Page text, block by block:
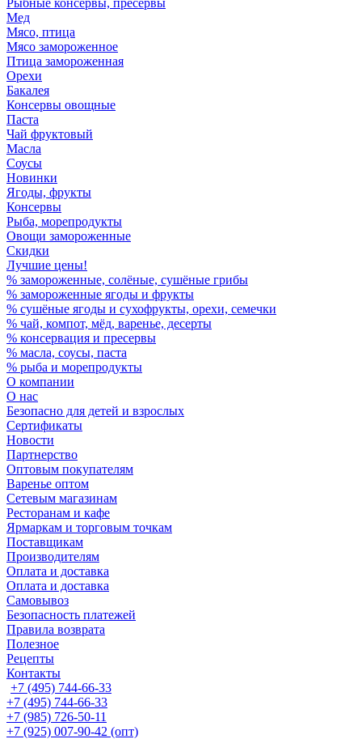
Рыбные консервы, пресервы
Мед
Мясо, птица
Мясо замороженное
Птица замороженная
Орехи
Бакалея
Консервы овощные
Паста
Чай фруктовый
Масла
Соусы
Новинки
Ягоды, фрукты
Консервы
Рыба, морепродукты
Овощи замороженные
Скидки
Лучшие цены!
% замороженные, солёные, сушёные грибы
% замороженные ягоды и фрукты
% сушёные ягоды и сухофрукты, орехи, семечки
% чай, компот, мёд, варенье, десерты
% консервация и пресервы
% масла, соусы, паста
% рыба и морепродукты
О компании
О нас
Безопасно для детей и взрослых
Сертификаты
Новости
Партнерство
Оптовым покупателям
Варенье оптом
Сетевым магазинам
Ресторанам и кафе
Ярмаркам и торговым точкам
Поставщикам
Производителям
Оплата и доставка
Оплата и доставка
Самовывоз
Безопасность платежей
Правила возврата
Полезное
Рецепты
Контакты
+7 (495) 744-66-33
+7 (495) 744-66-33
+7 (985) 726-50-11
+7 (925) 007-90-42 (опт)